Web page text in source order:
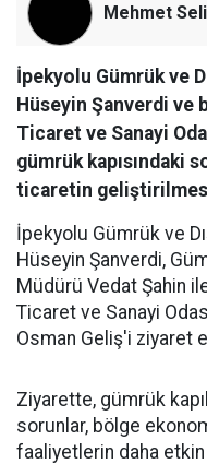
Mehmet
İpekyolu Gümrük ve
Hüseyin Şanverdi ve
Ticaret ve Sanayi
gümrük kapısındaki
ticaretin
İpekyolu Gümrük ve
Hüseyin Şanverdi,
Müdürü Vedat Şahin
Ticaret ve Sanayi
Osman Geliş'i ziyaret
Ziyarette, gümrük
sorunlar, bölge
faaliyetlerin daha